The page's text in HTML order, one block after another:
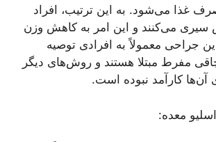
غذا می‌شود. به این ترتیب، افراد
می‌کنند و این امر به کاهش وزن
جراحی معمولاً به افرادی توصیه
مفرط مبتلا هستند و روش‌های دیگر
کارآمد نبوده است.
معده: